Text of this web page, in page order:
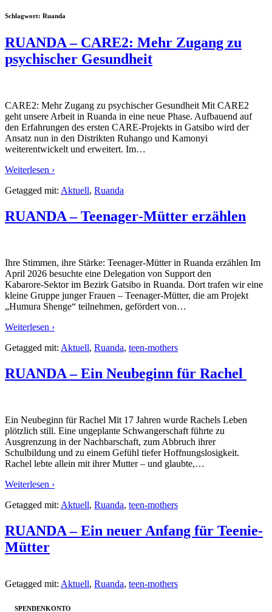
Schlagwort: Ruanda
RUANDA – CARE2: Mehr Zugang zu
psychischer Gesundheit
CARE2: Mehr Zugang zu psychischer Gesundheit Mit CARE2
geht unsere Arbeit in Ruanda in eine neue Phase. Aufbauend auf
den Erfahrungen des ersten CARE-Projekts in Gatsibo wird der
Ansatz nun in den Distrikten Ruhango und Kamonyi
weiterentwickelt und erweitert. Im…
Weiterlesen ›
Getagged mit: Aktuell, Ruanda
RUANDA – Teenager‑Mütter erzählen
Ihre Stimmen, ihre Stärke: Teenager‑Mütter in Ruanda erzählen Im
April 2026 besuchte eine Delegation von Support den
Kabarore‑Sektor im Bezirk Gatsibo in Ruanda. Dort trafen wir eine
kleine Gruppe junger Frauen – Teenager‑Mütter, die am Projekt
„Humura Shenge“ teilnehmen, gefördert von…
Weiterlesen ›
Getagged mit: Aktuell, Ruanda, teen-mothers
RUANDA – Ein Neubeginn für Rachel
Ein Neubeginn für Rachel Mit 17 Jahren wurde Rachels Leben
plötzlich still. Eine ungeplante Schwangerschaft führte zu
Ausgrenzung in der Nachbarschaft, zum Abbruch ihrer
Schulbildung und zu einem Gefühl tiefer Hoffnungslosigkeit.
Rachel lebte allein mit ihrer Mutter – und glaubte,…
Weiterlesen ›
Getagged mit: Aktuell, Ruanda, teen-mothers
RUANDA – Ein neuer Anfang für Teenie-
Mütter
Getagged mit: Aktuell, Ruanda, teen-mothers
SPENDENKONTO